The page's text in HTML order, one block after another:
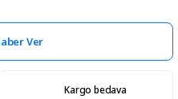
Ver
Kargo bedava